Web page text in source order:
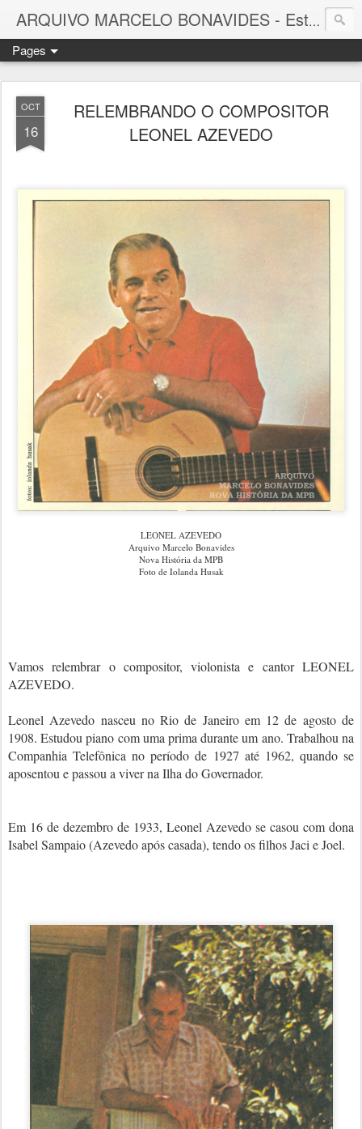
ARQUIVO MARCELO BONAVIDES - Estrelas que nunca se Apagam -
Pages
OCT
16
RELEMBRANDO O COMPOSITOR
LEONEL AZEVEDO
LEONEL AZEVEDO
Arquivo Marcelo Bonavides
Nova História da MPB
Foto de Iolanda Husak
Vamos relembrar o compositor, violonista e cantor LEONEL
AZEVEDO.
Leonel Azevedo nasceu no Rio de Janeiro em 12 de agosto de
1908. Estudou piano com uma prima durante um ano. Trabalhou na
Companhia Telefônica no período de 1927 até 1962, quando se
aposentou e passou a viver na Ilha do Governador.
Em 16 de dezembro de 1933, Leonel Azevedo se casou com dona
Isabel Sampaio (Azevedo após casada), tendo os filhos Jaci e Joel.